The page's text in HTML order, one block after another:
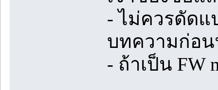
- ไม่ควรดัดแ
บทความก่อ
- ถ้าเป็น FW